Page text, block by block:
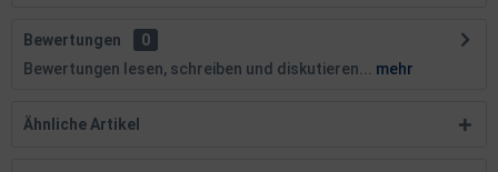
Bewertungen
0
Bewertungen lesen, schreiben und diskutieren...
mehr
Ähnliche Artikel